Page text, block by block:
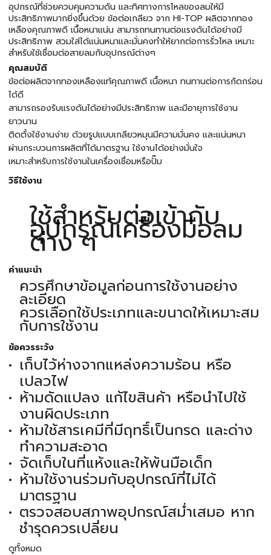
อุปกรณ์ที่ช่วยควบคุมความดัน และทิศทางการไหลของลมให้มี
ประสิทธิภาพมากยิ่งขึ้นด้วย ข้อต่อเกลียว จาก HI-TOP ผลิตจากทอง
เหลืองคุณภาพดี เนื้อหนาแน่น สามารถทนทานต่อแรงดันได้อย่างมี
ประสิทธิภาพ สวมใส่ได้แน่นหนาและมั่นคงทำให้ยากต่อการรั่วไหล เหมาะ
สำหรับใช้เชื่อมต่อสายลมกับอุปกรณ์ต่างๆ
คุณสมบัติ
ข้อต่อผลิตจากทองเหลืองแท้คุณภาพดี เนื้อหนา ทนทานต่อการกัดกร่อน
ได้ดี
สามารถรองรับแรงดันได้อย่างมีประสิทธิภาพ และมีอายุการใช้งาน
ยาวนาน
ติดตั้งใช้งานง่าย ด้วยรูปแบบเกลียวหมุนมีความมั่นคง และแน่นหนา
ผ่านกระบวนการผลิตที่ได้มาตรฐาน ใช้งานได้อย่างมั่นใจ
เหมาะสำหรับการใช้งานในเครื่องเชื่อมหรือปั๊ม
วิธีใช้งาน
ใช้สำหรับต่อเข้ากับ
อุปกรณ์เครื่องมือลม
ต่าง ๆ
คำแนะนำ
ควรศึกษาข้อมูลก่อนการใช้งานอย่าง
ละเอียด
ควรเลือกใช้ประเภทและขนาดให้เหมาะสม
กับการใช้งาน
ข้อควรระวัง
เก็บไว้ห่างจากแหล่งความร้อน หรือ
เปลวไฟ
ห้ามดัดแปลง แก้ไขสินค้า หรือนำไปใช้
งานผิดประเภท
ห้ามใช้สารเคมีที่มีฤทธิ์เป็นกรด และด่าง
ทำความสะอาด
จัดเก็บในที่แห้งและให้พ้นมือเด็ก
ห้ามใช้งานร่วมกับอุปกรณ์ที่ไม่ได้
มาตรฐาน
ตรวจสอบสภาพอุปกรณ์สม่ำเสมอ หาก
ชำรุดควรเปลี่ยน
ดูทั้งหมด